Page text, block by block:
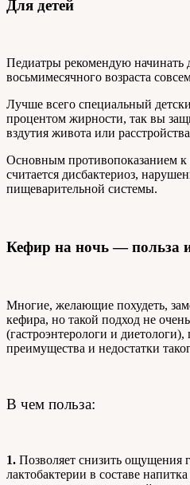
Для детей
Педиатры рекомендую начинать
восьмимесячного возраста
Лучше всего специальный
процентом жирности, так вы
вздутия живота или
Основным противопоказанием
считается дисбактериоз,
пищеварительной системы.
Кефир на ночь — польза
Многие, желающие похудеть,
кефира, но такой подход не
(гастроэнтерологи и
преимущества и недостатки
В чем польза:
1. Позволяет снизить ощущения
лактобактерии в составе